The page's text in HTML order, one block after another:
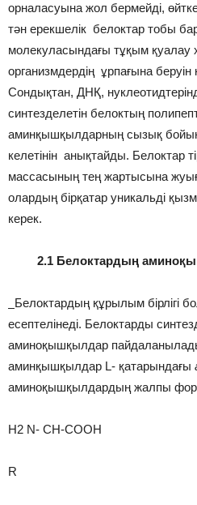
орналасуына жол бермейді,
тән ерекшелік белоктар тобы
молекуласындағы тұқым қуалау
организмдердің ұрпағына беруін
Сондықтан, ДНҚ,
синтезделетін белоктың
аминқышқылдарның сызық
келетінін анықтайды. Белоктар
массасының тең жартысына
олардың бірқатар уникальді
керек.
2.1 Белоктардың
Белоктардың құрылым бірлігі
есептелінеді. Белоктарды
аминоқышқылдар
аминқышқылдар L- қатарындағы
аминоқышқылдардың жалпы
Н2 N- CH-COOH
R